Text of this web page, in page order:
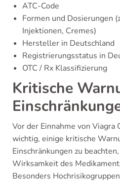
ATC-Code
Formen und Dosierungen
Injektionen, Cremes)
Hersteller in Deutschland
Registrierungsstatus in
OTC / Rx Klassifizierung
Kritische
Vor der Einnahme von Viagra
wichtig, einige kritische
Einschränkungen zu
Wirksamkeit des
Besonders